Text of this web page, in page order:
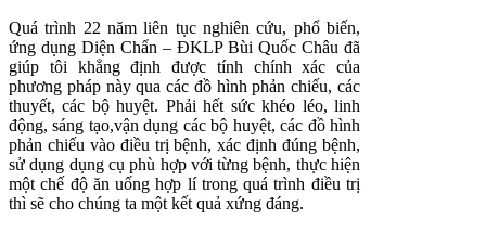
Quá trình 22 năm liên tục nghiên cứu, phổ biến,
ứng dụng Diện Chẩn – ĐKLP Bùi Quốc Châu đã
giúp tôi khẳng định được tính chính xác của
phương pháp này qua các đồ hình phản chiếu, các
thuyết, các bộ huyệt. Phải hết sức khéo léo, linh
động, sáng tạo,vận dụng các bộ huyệt, các đồ hình
phản chiếu vào điều trị bệnh, xác định đúng bệnh,
sử dụng dụng cụ phù hợp với từng bệnh, thực hiện
một chế độ ăn uống hợp lí trong quá trình điều trị
thì sẽ cho chúng ta một kết quả xứng đáng.